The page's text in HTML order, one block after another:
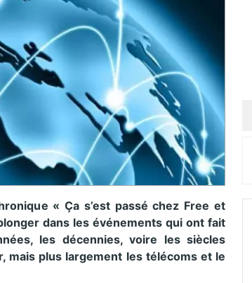
« Ça s’est passé chez Free et
dans les événements qui ont fait
les décennies, voire les siècles
mais plus largement les télécoms et le